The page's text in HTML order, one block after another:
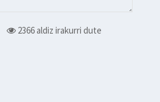
2366 aldiz irakurri dute